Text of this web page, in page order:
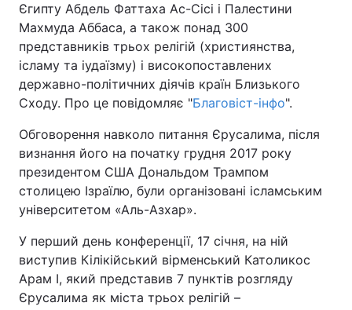
Єгипту Абдель Фаттаха Ас-Сісі і Палестини
Махмуда Аббаса, а також понад 300
представників трьох релігій (християнства,
ісламу та іудаїзму) і високопоставлених
державно-політичних діячів країн Близького
Сходу. Про це повідомляє "Благовіст-інфо".
Обговорення навколо питання Єрусалима, після
визнання його на початку грудня 2017 року
президентом США Дональдом Трампом
столицею Ізраїлю, були організовані ісламським
університетом «Аль-Азхар».
У перший день конференції, 17 січня, на ній
виступив Кілікійський вірменський Католикос
Арам I, який представив 7 пунктів розгляду
Єрусалима як міста трьох релігій –